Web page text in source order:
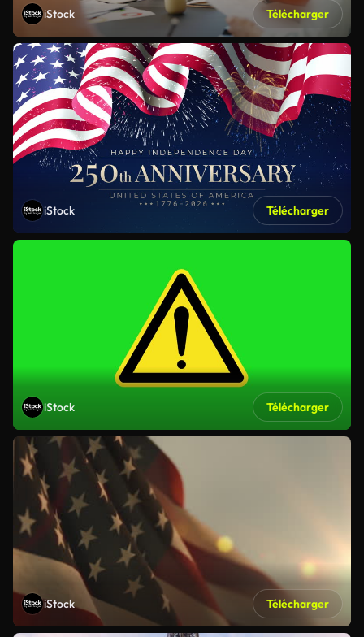
iStock Télécharger
iStock Télécharger
iStock Télécharger
iStock Télécharger